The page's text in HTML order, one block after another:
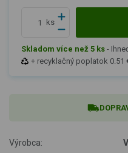
ks
+ recyklačný poplatok 0.51
Skladom více než 5 ks -
Výrobca: